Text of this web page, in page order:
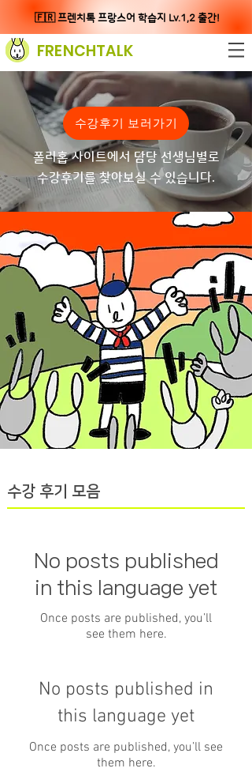
🇫🇷 프렌치톡 프랑스어 학습지 Lv.1,2 출간!
FRENCHTALK
수강후기 보러가기
폴리홉 사이트에서 담당 선생님별로
수강후기를 찾아보실 수 있습니다.
수강 후기 모음
No posts published
in this language yet
Once posts are published, you’ll
see them here.
No posts published in
this language yet
Once posts are published, you’ll see
them here.